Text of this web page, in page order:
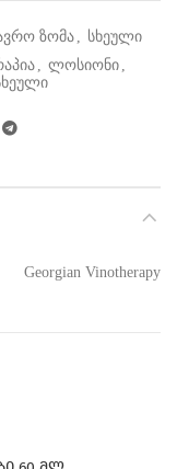
ზომა
სხეული
ლოსიონი
Georgian Vinotherapy